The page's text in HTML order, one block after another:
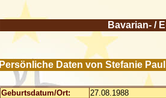
Bavarian- /
Persönliche Daten von Stefanie Paul
Geburtsdatum/Ort:
27.08.1988